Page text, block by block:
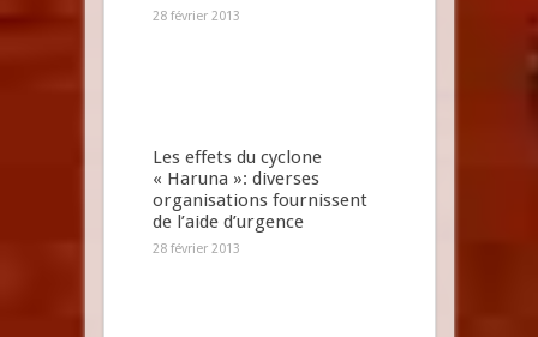
28 février 2013
Les effets du cyclone
« Haruna »: diverses
organisations fournissent
de l’aide d’urgence
28 février 2013